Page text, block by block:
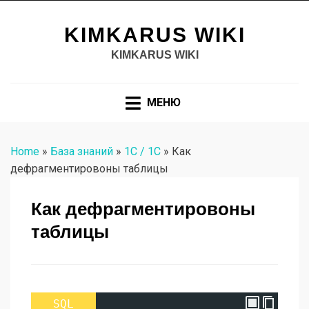
KIMKARUS WIKI
KIMKARUS WIKI
МЕНЮ
Home » База знаний » 1C / 1С » Как
дефрагментировоны таблицы
Как дефрагментировоны
таблицы
SQL